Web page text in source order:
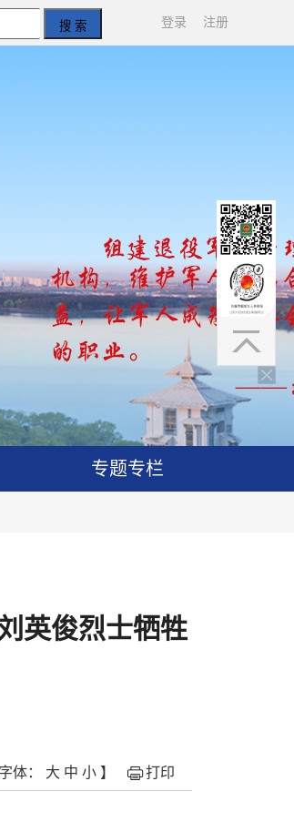
登录 注册
专题专栏
英俊烈士牺牲
字体： 大 中 小 】 打印